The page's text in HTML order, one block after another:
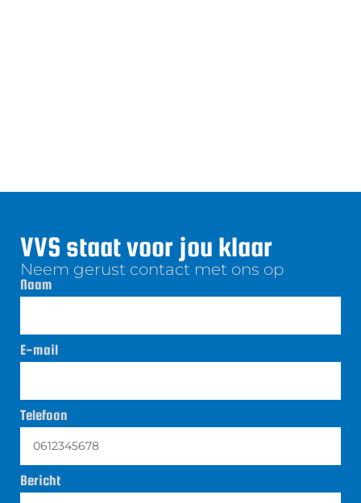
VVS staat voor jou klaar
Neem gerust contact met ons op
Naam
E-mail
Telefoon
Bericht